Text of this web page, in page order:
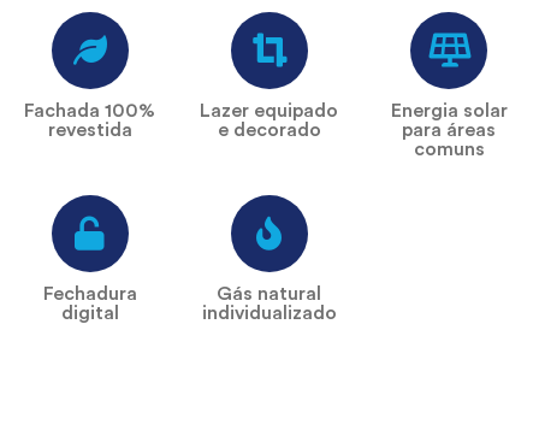
Fachada 100%
revestida
Lazer equipado
e decorado
Energia solar
para áreas
comuns
Fechadura
digital
Gás natural
individualizado